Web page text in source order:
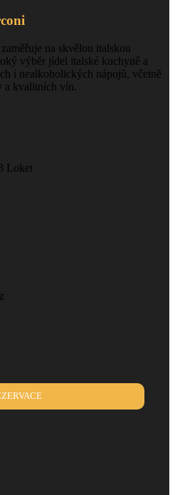
na skvělou italskou
výběr jídel italské kuchyně a
i nealkoholických nápojů, včetně
a kvalitních vín.
Loket